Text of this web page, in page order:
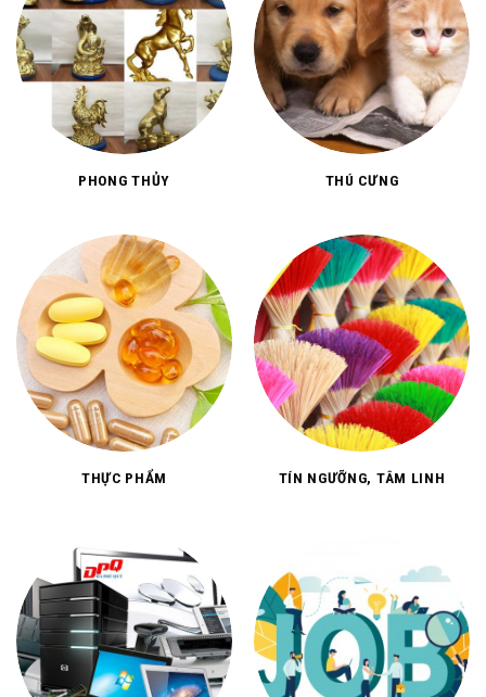
PHONG THỦY THÚ CƯNG
THỰC PHẨM TÍN NGƯỠNG, TÂM LINH